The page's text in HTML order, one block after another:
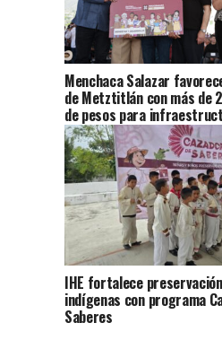
Menchaca Salazar
de Metztitlán con más de
de pesos para
IHE fortalece
indígenas con programa
Saberes